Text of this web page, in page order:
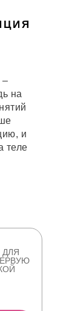
–
на
и
теле
ДЛЯ